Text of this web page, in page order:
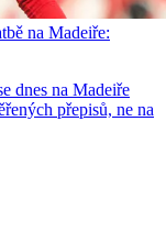
na Madeiře:
dnes na Madeiře
přepisů, ne na